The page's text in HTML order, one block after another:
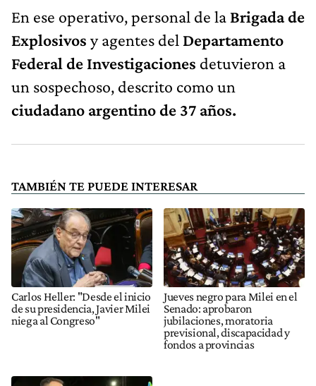
En ese operativo, personal de la Brigada de
Explosivos y agentes del Departamento
Federal de Investigaciones detuvieron a
un sospechoso, descrito como un
ciudadano argentino de 37 años.
TAMBIÉN TE PUEDE INTERESAR
Carlos Heller: "Desde el inicio
de su presidencia, Javier Milei
niega al Congreso"
Jueves negro para Milei en el
Senado: aprobaron
jubilaciones, moratoria
previsional, discapacidad y
fondos a provincias